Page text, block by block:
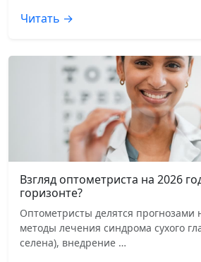
Читать →
Взгляд оптометриста на 2026
горизонте?
Оптометристы делятся прогнозами
методы лечения синдрома сухого
селена), внедрение …